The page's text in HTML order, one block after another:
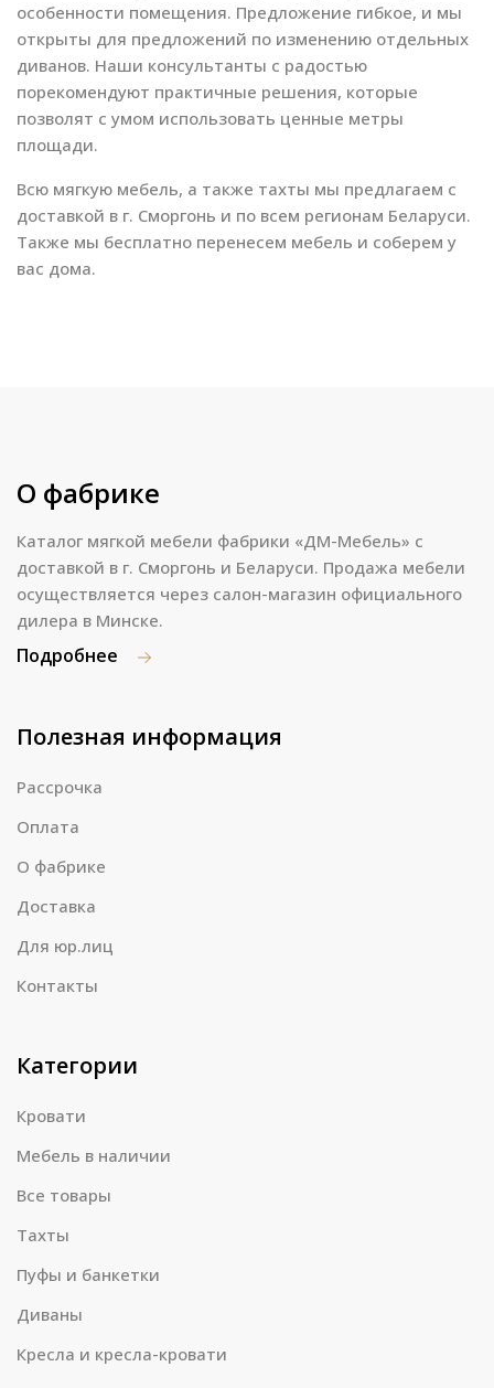
особенности помещения. Предложение гибкое, и мы
открыты для предложений по изменению отдельных
диванов. Наши консультанты с радостью
порекомендуют практичные решения, которые
позволят с умом использовать ценные метры
площади.
Всю мягкую мебель, а также тахты мы предлагаем с
доставкой в г. Сморгонь и по всем регионам Беларуси.
Также мы бесплатно перенесем мебель и соберем у
вас дома.
О фабрике
Каталог мягкой мебели фабрики «ДМ-Мебель» с
доставкой в г. Сморгонь и Беларуси. Продажа мебели
осуществляется через салон-магазин официального
дилера в Минске.
Подробнее
Полезная информация
Рассрочка
Оплата
О фабрике
Доставка
Для юр.лиц
Контакты
Категории
Кровати
Мебель в наличии
Все товары
Тахты
Пуфы и банкетки
Диваны
Кресла и кресла-кровати